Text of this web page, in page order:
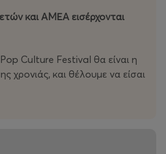
από την AngieV "Βασικές
και Τεχνικές"
Choir – Live διασκευές από
games
και ΑΜΕΑ εισέρχονται
Culture Festival θα είναι η
χρονιάς, και θέλουμε να είσαι